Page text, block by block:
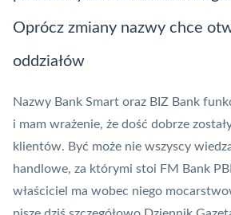
Oprócz zmiany nazwy chce
oddziałów
Nazwy Bank Smart oraz BIZ Bank
i mam wrażenie, że dość dobrze
klientów. Być może nie wszyscy
handlowe, za którymi stoi FM Bank
właściciel ma wobec niego